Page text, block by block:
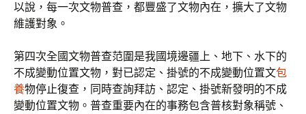
以說，每一次文物普查，都豐盛了文物內在，擴大了文物
維護對象。
第四次全國文物普查范圍是我國境邊疆上、地下、水下的
不成變動位置文物，對已認定、掛號的不成變動位置文包
養物停止復查，同時查詢拜訪、認定、掛號新發明的不成
變動位置文物。普查重要內在的事務包含普核對象稱號、